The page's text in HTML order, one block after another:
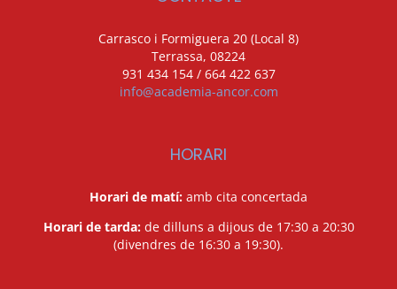
Carrasco i Formiguera 20 (Local 8)
Terrassa, 08224
931 434 154 / 664 422 637
info@academia-ancor.com
HORARI
Horari de matí: amb cita concertada
Horari de tarda:de dilluns a dijous de 17:30 a 20:30
(divendres de 16:30 a 19:30).